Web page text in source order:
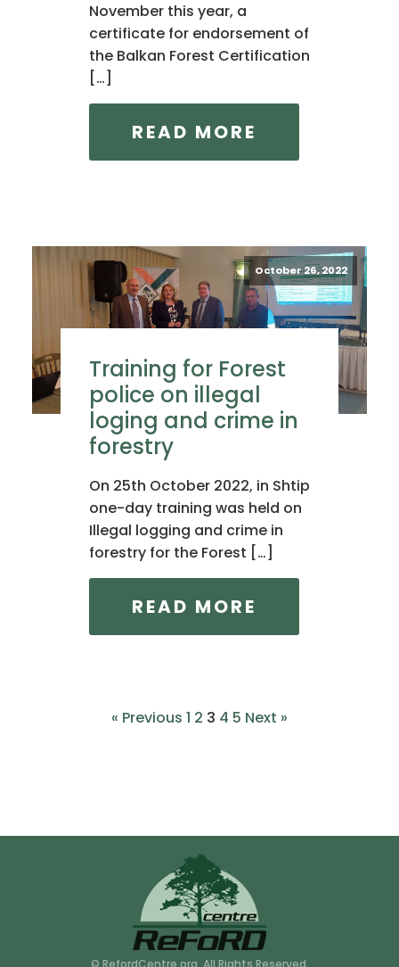
November this year, a
certificate for endorsement of
the Balkan Forest Certification
[…]
READ MORE
October 26, 2022
Training for Forest
police on illegal
loging and crime in
forestry
On 25th October 2022, in Shtip
one-day training was held on
Illegal logging and crime in
forestry for the Forest […]
READ MORE
« Previous 1 2 3 4 5 Next »
© RefordCentre.org. All Rights Reserved.